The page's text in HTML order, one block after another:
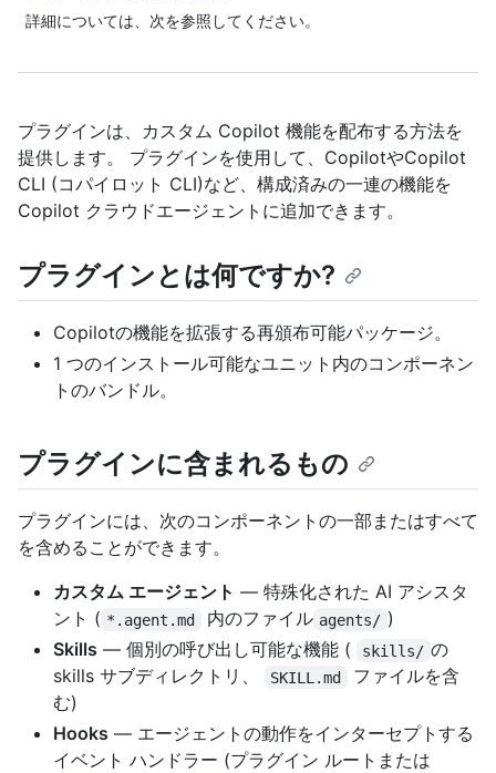
詳細については、次を参照してください。
プラグインは、カスタム Copilot 機能を配布する方法を
提供します。 プラグインを使用して、CopilotやCopilot
CLI (コパイロット CLI)など、構成済みの一連の機能を
Copilot クラウドエージェントに追加できます。
プラグインとは何ですか?
Copilotの機能を拡張する再頒布可能パッケージ。
1 つのインストール可能なユニット内のコンポーネン
トのバンドル。
プラグインに含まれるもの
プラグインには、次のコンポーネントの一部またはすべて
を含めることができます。
カスタム エージェント — 特殊化された AI アシスタ
ント ( *.agent.md 内のファイル agents/ )
Skills — 個別の呼び出し可能な機能 ( skills/ の
skills サブディレクトリ、
SKILL.md
ファイルを含
む)
Hooks — エージェントの動作をインターセプトする
イベント ハンドラー (プラグイン ルートまたは